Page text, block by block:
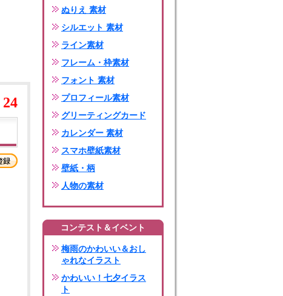
24
ぬりえ 素材
シルエット 素材
ライン素材
フレーム・枠素材
フォント 素材
プロフィール素材
グリーティングカード
カレンダー 素材
スマホ壁紙素材
壁紙・柄
人物の素材
コンテスト＆イベント
梅雨のかわいい＆おし
ゃれなイラスト
かわいい！七夕イラス
ト